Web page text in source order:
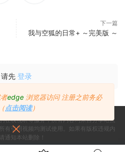
下一篇
我与空狐的日常+ ～完美版 ～
请先 登录
在线视听等服务，所有内容均来自分享站点
有引用视频均测试使用。如果有版权违规内
通知本站删除！
edge 浏览器访问 注册之前务必
（点击阅读）